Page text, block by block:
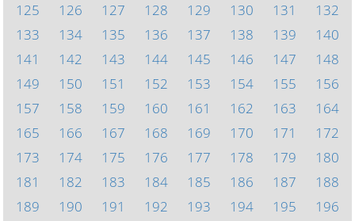
125
126 127 128 129 130 131
132
133
134 135 136 137 138 139
140
141
142 143 144 145 146 147
148
149
150 151 152 153 154 155
156
157
158 159 160 161 162 163
164
165
166 167 168 169 170 171
172
173
174 175 176 177 178 179
180
181
182 183 184 185 186 187
188
189
190 191 192 193 194 195
196